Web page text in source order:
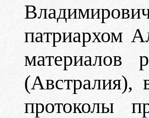
патриархом
(Австралия),
протоколы